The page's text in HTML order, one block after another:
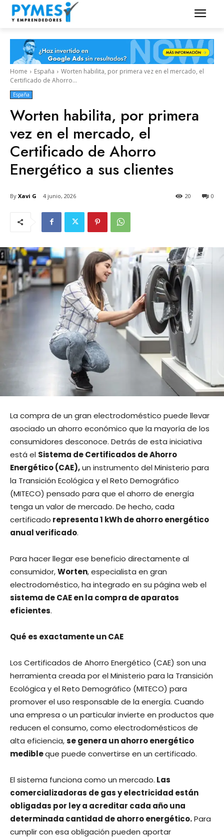
Home España
Worten habilita, por primera vez en el mercado, el
Certificado de Ahorro...
España
Worten habilita, por primera
vez en el mercado, el
Certificado de Ahorro
Energético a sus clientes
By Xavi G 4 junio, 2026 0
20
La compra de un gran electrodoméstico puede llevar
asociado un ahorro económico que la mayoría de los
consumidores desconoce. Detrás de esta iniciativa
está el Sistema de Certificados de Ahorro
Energético (CAE),un instrumento del Ministerio para
la Transición Ecológica y el Reto Demográfico
(MITECO) pensado para que el ahorro de energía
tenga un valor de mercado. De hecho, cada
certificado representa 1 kWh de ahorro energético
anual verificado.
Para hacer llegar ese beneficio directamente al
consumidor,Worten, especialista en gran
electrodoméstico, ha integrado en su página web el
sistema de CAE en la compra de aparatos
eficientes.
Qué es exactamente un CAE
Los Certificados de Ahorro Energético (CAE) son una
herramienta creada por el Ministerio para la Transición
Ecológica y el Reto Demográfico (MITECO) para
promover el uso responsable de la energía. Cuando
una empresa o un particular invierte en productos que
reducen el consumo, como electrodomésticos de
alta eficiencia,se genera un ahorro energético
medibleque puede convertirse en un certificado.
El sistema funciona como un mercado. Las
comercializadoras de gas y electricidad están
obligadas por ley a acreditar cada año una
determinada cantidad de ahorro energético.Para
cumplir con esa obligación pueden aportar